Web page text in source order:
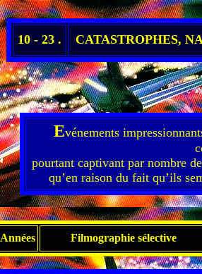
10 - 23 . CATASTROPHES,
Evénements
pourtant captivant par nombre
qu’en raison du fait qu’ils
Années Filmographie sélective